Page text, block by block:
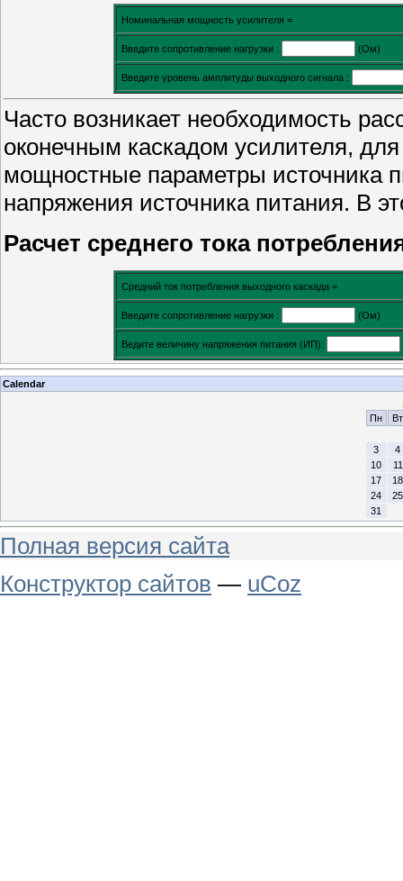
Номинальная мощность усилителя =
Введите сопротивление нагрузки : (Ом)
Введите уровень амплитуды выходного сигнала :
Часто возникает необходимость
оконечным каскадом усилителя,
мощностные параметры источника
напряжения источника питания. В
Расчет среднего тока
Средний ток потребления выходного каскада =
Введите сопротивление нагрузки : (Ом)
Ведите величину напряжения питания (ИП):
Calendar
Пн
Вт
3
4
10
11
17
18
24
25
31
Полная версия сайта
Конструктор сайтов — uCoz